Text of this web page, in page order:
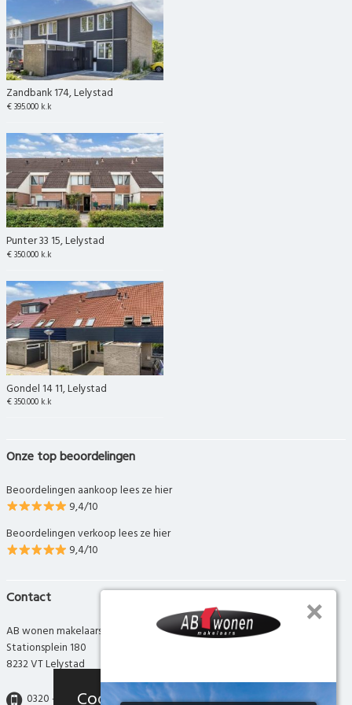
Disclaimer:
Deze informatie is met zorg samengesteld en wordt u vrijblijvend
aangeboden. Over de juistheid en/of volledigheid ervan kunnen wij
echter geen aansprakelijkheid aanvaarden.
Zandbank 174, Lelystad
€ 395.000 k.k
Punter 33 15, Lelystad
€ 350.000 k.k
Gondel 14 11, Lelystad
€ 350.000 k.k
Onze top beoordelingen
Beoordelingen aankoop lees ze hier
9,4/10
Beoordelingen verkoop lees ze hier
9,4/10
Contact
AB wonen makelaars
Stationsplein 180
8232 VT Lelystad
0320 - 280 280